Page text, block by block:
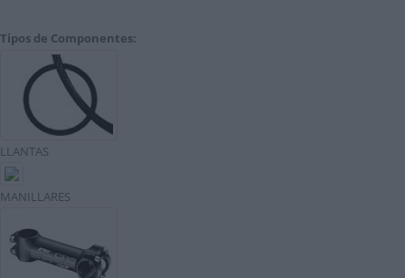
Tipos de Componentes:
LLANTAS
MANILLARES